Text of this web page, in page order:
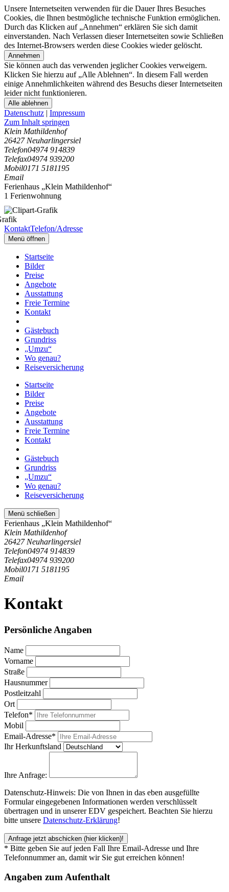
Unsere Internetseiten verwenden für die Dauer Ihres Besuches
Cookies, die Ihnen bestmögliche technische Funktion ermöglichen.
Durch das Klicken auf „Annehmen“ erklären Sie sich damit
einverstanden. Nach Verlassen dieser Internetseiten sowie Schließen
des Internet-Browsers werden diese Cookies wieder gelöscht.
Annehmen
Sie können auch das verwenden jeglicher Cookies verweigern.
Klicken Sie hierzu auf „Alle Ablehnen“. In diesem Fall werden
einige Annehmlichkeiten während des Besuchs dieser Internetseiten
leider nicht funktionieren.
Alle ablehnen
Datenschutz | Impressum
Zum Inhalt springen
Klein Mathildenhof
26427 Neuharlingersiel
Telefon04974 914839
Telefax04974 939200
Mobil0171 5181195
Email
Ferienhaus „Klein Mathildenhof“
1 Ferienwohnung
KontaktTelefon/Adresse
Menü öffnen
Startseite
Bilder
Preise
Angebote
Ausstattung
Freie Termine
Kontakt
Gästebuch
Grundriss
„Umzu“
Wo genau?
Reiseversicherung
Startseite
Bilder
Preise
Angebote
Ausstattung
Freie Termine
Kontakt
Gästebuch
Grundriss
„Umzu“
Wo genau?
Reiseversicherung
Menü schließen
Ferienhaus „Klein Mathildenhof“
Klein Mathildenhof
26427 Neuharlingersiel
Telefon04974 914839
Telefax04974 939200
Mobil0171 5181195
Email
Kontakt
Persönliche Angaben
Name
Vorname
Straße
Hausnummer
Postleitzahl
Ort
Telefon*
Mobil
Email-Adresse*
Ihr Herkunftsland
Ihre Anfrage:
Datenschutz-Hinweis: Die von Ihnen in das eben ausgefüllte
Formular eingegebenen Informationen werden verschlüsselt
übertragen und in unserer EDV gespeichert. Beachten Sie hierzu
bitte unsere Datenschutz-Erklärung!
Anfrage jetzt abschicken (hier klicken)!
* Bitte geben Sie auf jeden Fall Ihre Email-Adresse und Ihre
Telefonnummer an, damit wir Sie gut erreichen können!
Angaben zumAufenthalt